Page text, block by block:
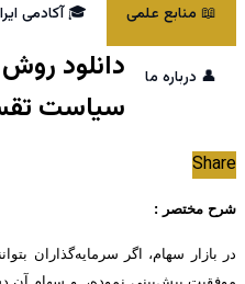
📖 منابع علمی 🎓 آکادمی
👤 درباره ما
دانلود
سیاست
Share
شرح مختصر :
در بازار سهام، اگر سرمایه‌گذاران